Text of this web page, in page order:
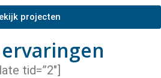
projecten
tid=”2″]